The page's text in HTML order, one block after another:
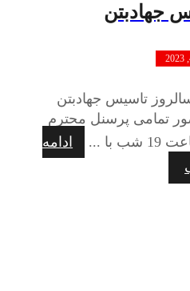
جهادبتن
تاسیس جهادبتن
تمامی پرسنل محترم
ادامه